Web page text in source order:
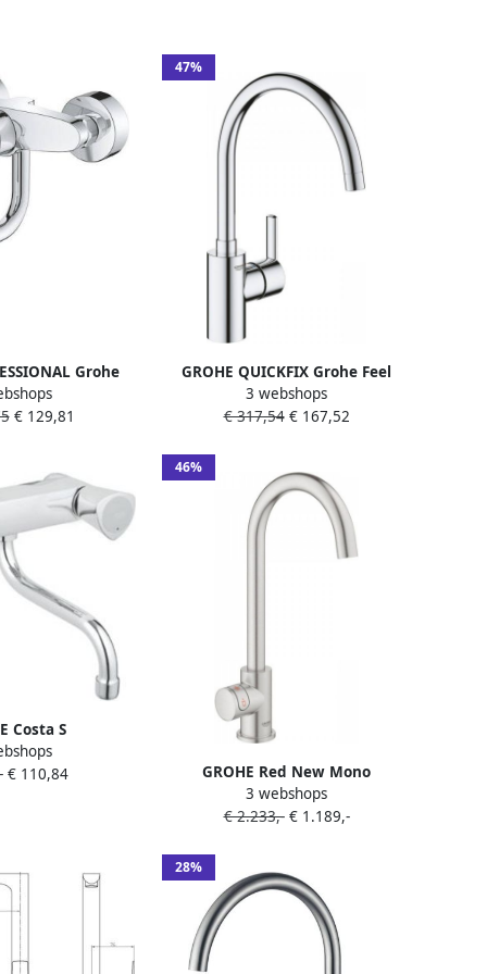
Grohe
keukenkraan
koppelingen m.
€ 129,81
47%
GROHE QUICKFIX Grohe Feel
Keukenmengkraan blad kraangat
eengreeps 354mm hoogte
3 webshops
€ 317,54€ 167,52
Costa S
wand
onderuitloop
€ 110,84
46%
GROHE Red New Mono
Keukenmengkraan eengreeps 7
liter boiler 339mm hoogte
3 webshops
€ 2.233,-€ 1.189,-
28%